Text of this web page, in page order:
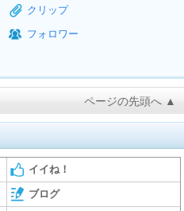
クリップ
フォロワー
ページの先頭へ ▲
イイね！
ブログ